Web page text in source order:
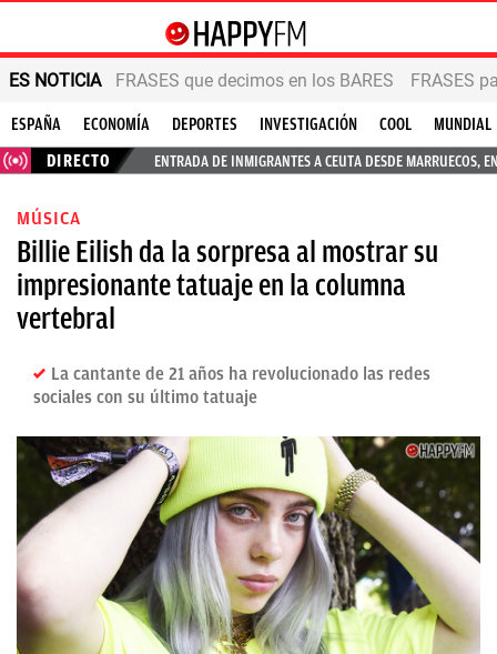
ES NOTICIA FRASES que decimos en los BARES FRASES
ESPAÑA ECONOMÍA DEPORTES INVESTIGACIÓN COOL
MUNDIAL
DIRECTO
ENTRADA DE INMIGRANTES A CEUTA DESDE MARRUECOS,
MÚSICA
Billie Eilish da la sorpresa al mostrar su
impresionante tatuaje en la columna
vertebral
La cantante de 21 años ha revolucionado las redes
sociales con su último tatuaje